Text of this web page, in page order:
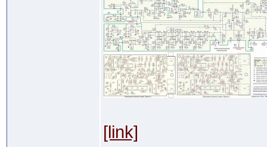
[link]